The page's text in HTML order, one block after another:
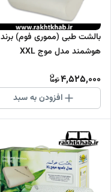
بالشت طبی (مموری فوم) برند
هوشمند مدل موج XXL
4,525,000
افزودن به سبد